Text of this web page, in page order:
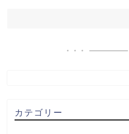
カテゴリー